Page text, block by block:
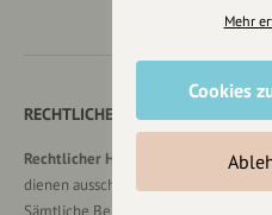
RECHTLICHER HINWEIS UND
Rechtlicher Hinweis:
Die auf dieser
dienen ausschließlich der
Sämtliche Beiträge, Gastartikel,
Mehr
Cookies